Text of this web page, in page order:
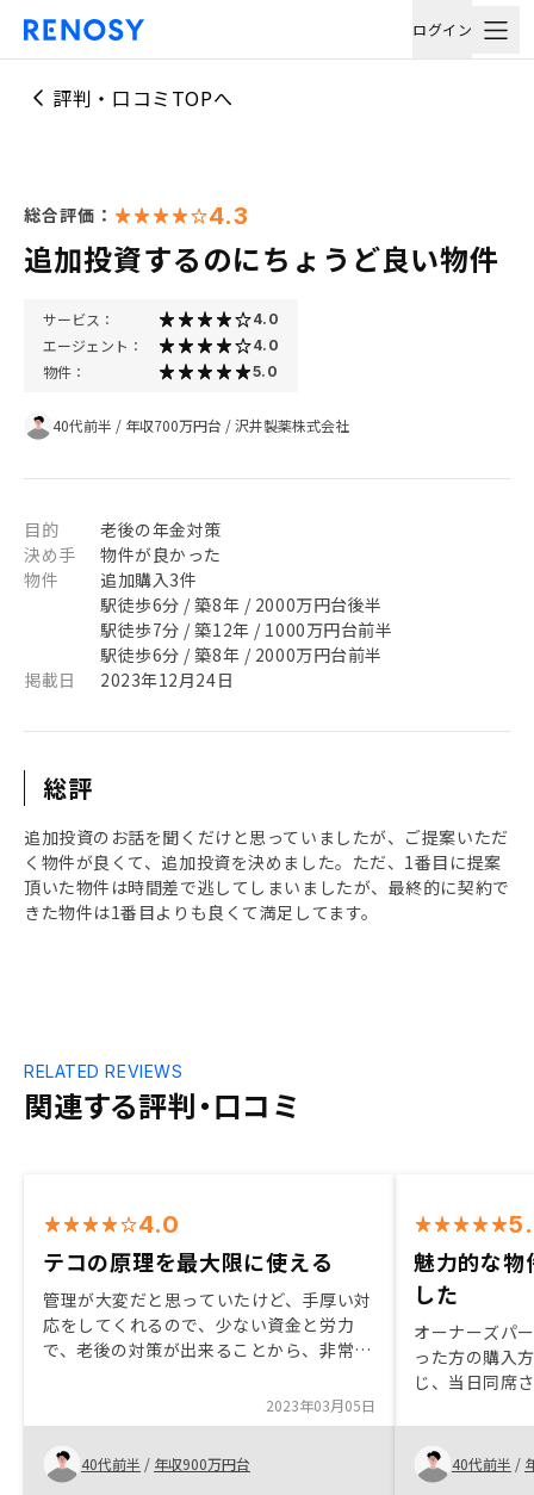
ログイン
評判・口コミTOPへ
総合評価： 4.3
追加投資するのにちょうど良い物件
サービス： 4.0
エージェント： 4.0
物件： 5.0
40代前半 / 年収700万円台 /沢井製薬株式会社
目的
老後の年金対策
決め手
物件が良かった
物件
追加購入3件
駅徒歩6分 / 築8年 / 2000万円台後半
駅徒歩7分 / 築12年 / 1000万円台前半
駅徒歩6分 / 築8年 / 2000万円台前半
掲載日
2023年12月24日
総評
追加投資のお話を聞くだけと思っていましたが、ご提案いただ
く物件が良くて、追加投資を決めました。ただ、1番目に提案
頂いた物件は時間差で逃してしまいましたが、最終的に契約で
きた物件は1番目よりも良くて満足してます。
関連する評判・口コミ
RELATED REVIEWS
4.0
テコの原理を最大限に使える
管理が大変だと思っていたけど、手厚い対
応をしてくれるので、少ない資金と労力
で、老後の対策が出来ることから、非常に
レ対策にも活用できると思うので、知人に
も是非勧めたい
2023年03月05日
40代前半 / 年収900万円台
魅力的な物
した
オーナーズパ
った方の購入
じ、当日同席
に提案いただ
決。購入まで
ことができた。
40代前半 /